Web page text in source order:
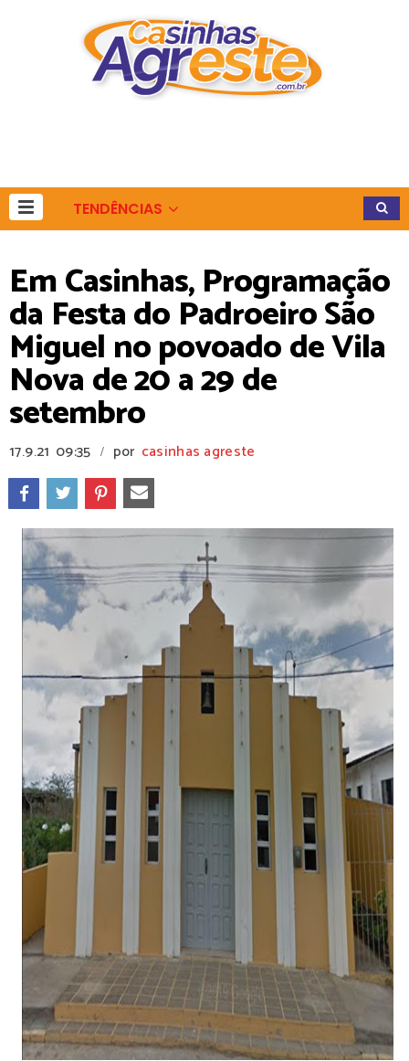
TENDÊNCIAS
Em Casinhas, Programação
da Festa do Padroeiro São
Miguel no povoado de Vila
Nova de 20 a 29 de
setembro
17.9.21 09:35 / por casinhas agreste